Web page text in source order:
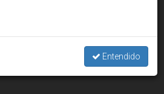
rechaza la ordenación de
Entendido